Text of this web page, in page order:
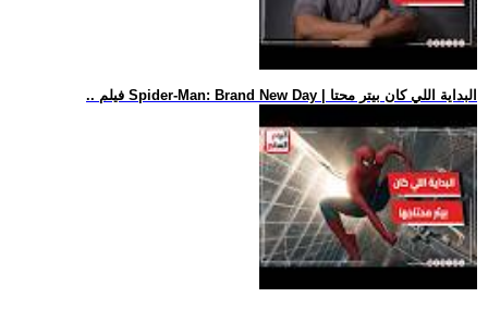
.. فيلم Spider-Man: Brand New Day | البداية اللي كان بيتر محتا